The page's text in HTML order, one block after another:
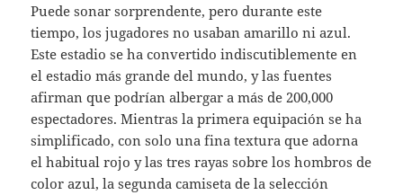
Puede sonar sorprendente, pero durante este
tiempo, los jugadores no usaban amarillo ni azul.
Este estadio se ha convertido indiscutiblemente en
el estadio más grande del mundo, y las fuentes
afirman que podrían albergar a más de 200,000
espectadores. Mientras la primera equipación se ha
simplificado, con solo una fina textura que adorna
el habitual rojo y las tres rayas sobre los hombros de
color azul, la segunda camiseta de la selección